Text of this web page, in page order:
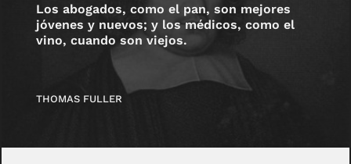
Los abogados, como el pan, son mejores
jóvenes y nuevos; y los médicos, como el
vino, cuando son viejos.
THOMAS FULLER